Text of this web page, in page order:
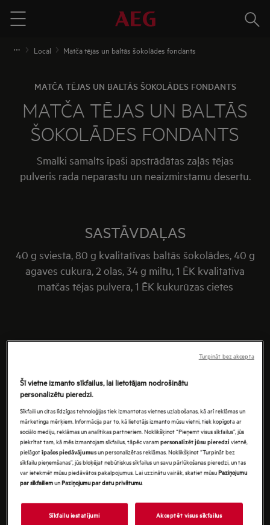
Menu
Local Matča tējas un baltās šokolādes fondants
MATČA TĒJAS UN BALTĀS ŠOKOLĀDES FONDANTS
MATČA TĒJAS UN BALTĀS
ŠOKOLĀDES FONDANTS
Smalki samalts īpaši apstrādātas zaļās tējas
pulveris rada neparastu un neaizmirstamu desertu.
SASTĀVDAĻAS
40 g sviesta, 80 g kvalitatīvas baltās šokolādes, 40 g
agaves cukura, 2 olas, 34 g miltu, 1 ĒK kvalitatīva
matčas tējas pulvera, 1 ĒK kukurūzas cietes
Šī vietne izmanto sīkfailus, lai lietotājam nodrošinātu
personalizētu pieredzi.
Sīkfaili un citas līdzīgas tehnoloģijas tiek izmantotas vietnes uzlabošanas, kā arī reklāmas un
mārketinga mērķiem. Informācija par to, kā lietotājs izmanto mūsu vietni, tiek kopīgota ar
sociālo mediju, reklāmas un analītikas partneriem. Noklikšķinot “Pieņemt visus sīkfailus”, jūs
piekrītat tam, kā mēs izmantojam sīkfailus, tāpēc varampersonalizēt jūsu pieredzivietnē,
pielāgotīpašos piedāvājumusun personalizētas reklāmas. Noklikšķinot “Turpināt bez
sīkfailu pieņemšanas”, jūs bloķējat nebūtiskus sīkfailus un savu pārlūkošanas pieredzi, un tas
var ietekmēt mūsu piedāvātos pakalpojumus. Lai uzzinātu vairāk, skatiet mūsuPaziņojumu
par sīkfailiemunPaziņojumu par datu privātumu.
Sīkfailu iestatījumi Akceptēt visus sīkfailus
Turpināt bez akcepta